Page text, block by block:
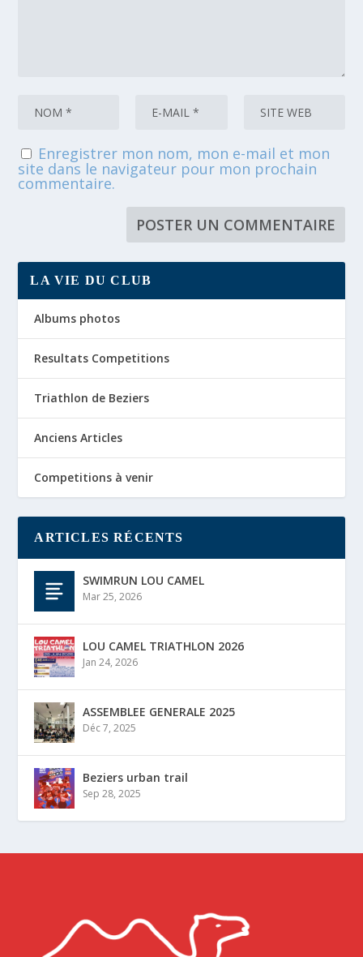
Enregistrer mon nom, mon e-mail et mon
site dans le navigateur pour mon prochain
commentaire.
LA VIE DU CLUB
Albums photos
Resultats Competitions
Triathlon de Beziers
Anciens Articles
Competitions à venir
ARTICLES RÉCENTS
SWIMRUN LOU CAMEL
Mar 25, 2026
LOU CAMEL TRIATHLON 2026
Jan 24, 2026
ASSEMBLEE GENERALE 2025
Déc 7, 2025
Beziers urban trail
Sep 28, 2025